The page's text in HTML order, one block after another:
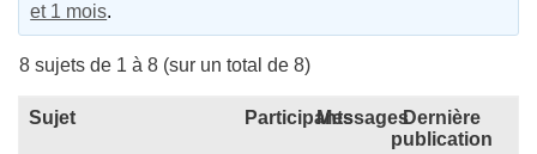
et 1 mois.
8 sujets de 1 à 8 (sur un total de 8)
Sujet ParticipantsMessagesDernière
publication